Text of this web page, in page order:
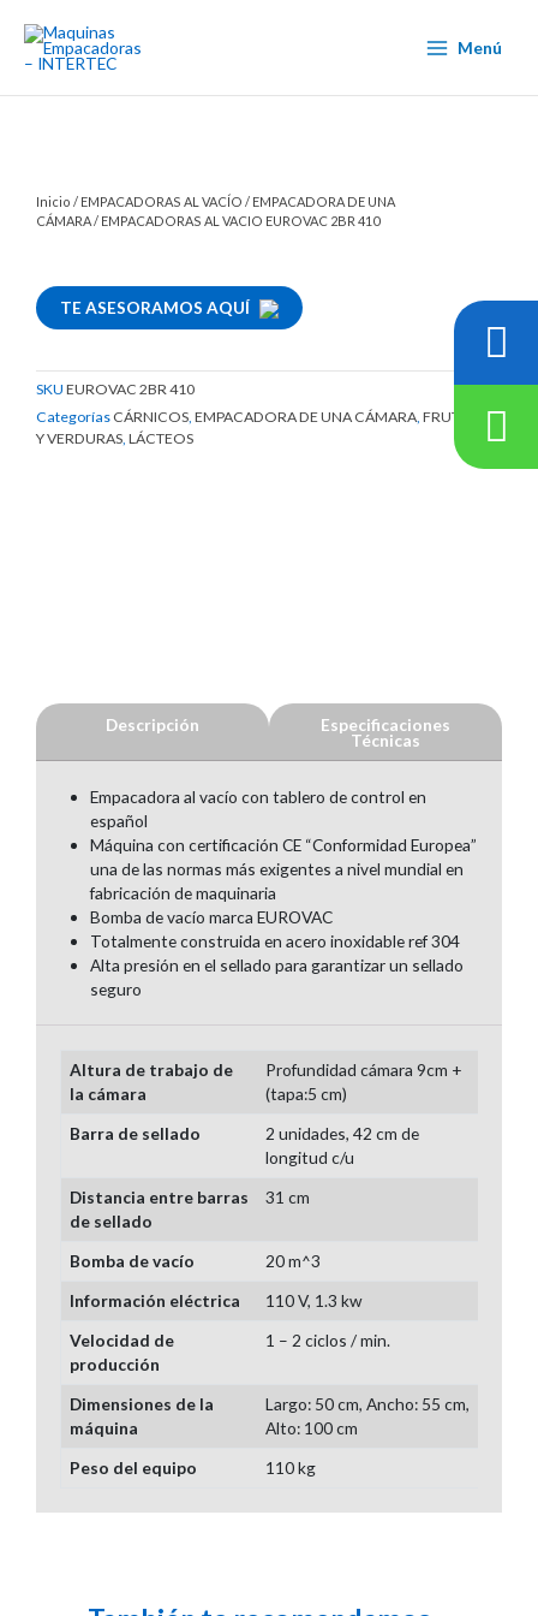
contenido
Menú
Inicio / EMPACADORAS AL VACÍO / EMPACADORA DE UNA
CÁMARA/ EMPACADORAS AL VACIO EUROVAC 2BR 410
TE ASESORAMOS AQUÍ
SKU EUROVAC 2BR 410
Categorías CÁRNICOS EMPACADORA DE UNA CÁMARA FRUTAS
Y VERDURAS LÁCTEOS
Descripción Especificaciones
Técnicas
Empacadora al vacío con tablero de control en
español
Máquina con certificación CE “Conformidad Europea”
una de las normas más exigentes a nivel mundial en
fabricación de maquinaria
Bomba de vacío marca EUROVAC
Totalmente construida en acero inoxidable ref 304
Alta presión en el sellado para garantizar un sellado
seguro
Altura de trabajo de
la cámara
Profundidad cámara 9cm +
(tapa:5 cm)
Barra de sellado
2 unidades, 42 cm de
longitud c/u
Distancia entre barras
de sellado
31 cm
Bomba de vacío
20 m^3
Información eléctrica
110 V, 1.3 kw
Velocidad de
producción
1 – 2 ciclos / min.
Dimensiones de la
máquina
Largo: 50 cm, Ancho: 55 cm,
Alto: 100 cm
Peso del equipo
110 kg